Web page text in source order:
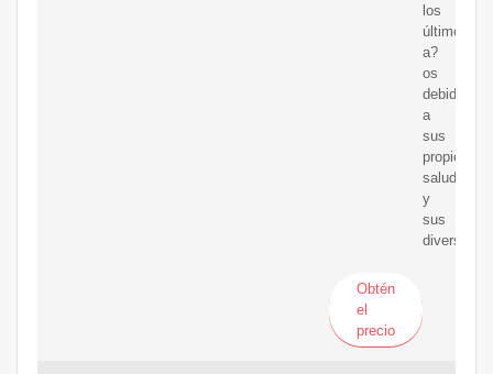
los
últimos
a?
os
debido
a
sus
saludables
y
sus
diversos
Obtén
el
precio